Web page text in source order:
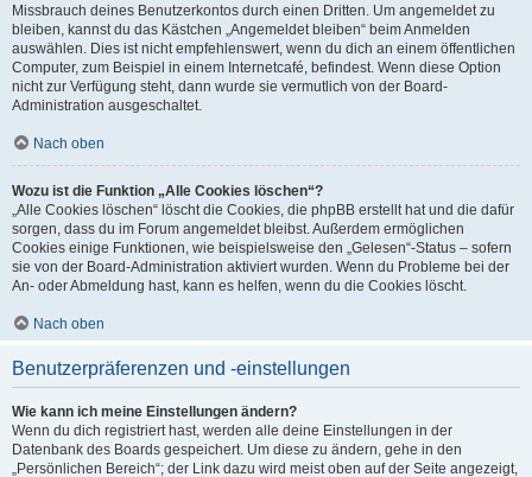
Missbrauch deines Benutzerkontos durch einen Dritten. Um angemeldet zu
bleiben, kannst du das Kästchen „Angemeldet bleiben“ beim Anmelden
auswählen. Dies ist nicht empfehlenswert, wenn du dich an einem öffentlichen
Computer, zum Beispiel in einem Internetcafé, befindest. Wenn diese Option
nicht zur Verfügung steht, dann wurde sie vermutlich von der Board-
Administration ausgeschaltet.
Nach oben
Wozu ist die Funktion „Alle Cookies löschen“?
„Alle Cookies löschen“ löscht die Cookies, die phpBB erstellt hat und die dafür
sorgen, dass du im Forum angemeldet bleibst. Außerdem ermöglichen
Cookies einige Funktionen, wie beispielsweise den „Gelesen“-Status – sofern
sie von der Board-Administration aktiviert wurden. Wenn du Probleme bei der
An- oder Abmeldung hast, kann es helfen, wenn du die Cookies löscht.
Nach oben
Benutzerpräferenzen und -einstellungen
Wie kann ich meine Einstellungen ändern?
Wenn du dich registriert hast, werden alle deine Einstellungen in der
Datenbank des Boards gespeichert. Um diese zu ändern, gehe in den
„Persönlichen Bereich“; der Link dazu wird meist oben auf der Seite angezeigt,